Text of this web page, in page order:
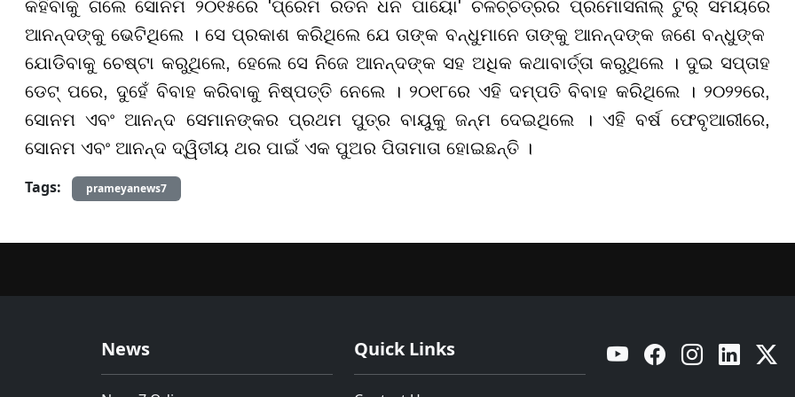
କହିବାକୁ ଗଲେ ସୋନମ ୨୦୧୫ରେ 'ପ୍ରେମ ରତନ ଧନ ପାୟୋ' ଚଳଚ୍ଚିତ୍ରର ପ୍ରମୋସନାଲ୍ ଟୁର୍ ସମୟରେ
ଆନନ୍ଦଙ୍କୁ ଭେଟିଥିଲେ । ସେ ପ୍ରକାଶ କରିଥିଲେ ଯେ ତାଙ୍କ ବନ୍ଧୁମାନେ ତାଙ୍କୁ ଆନନ୍ଦଙ୍କ ଜଣେ ବନ୍ଧୁଙ୍କ
ଯୋଡିବାକୁ ଚେଷ୍ଟା କରୁଥିଲେ, ହେଲେ ସେ ନିଜେ ଆନନ୍ଦଙ୍କ ସହ ଅଧିକ କଥାବାର୍ତ୍ତା କରୁଥିଲେ । ଦୁଇ ସପ୍ତାହ
ଡେଟ୍ ପରେ, ଦୁହେଁ ବିବାହ କରିବାକୁ ନିଷ୍ପତ୍ତି ନେଲେ । ୨୦୧୮ରେ ଏହି ଦମ୍ପତି ବିବାହ କରିଥିଲେ । ୨୦୨୨ରେ,
ସୋନମ ଏବଂ ଆନନ୍ଦ ସେମାନଙ୍କର ପ୍ରଥମ ପୁତ୍ର ବାୟୁକୁ ଜନ୍ମ ଦେଇଥିଲେ । ଏହି ବର୍ଷ ଫେବୃଆରୀରେ,
ସୋନମ ଏବଂ ଆନନ୍ଦ ଦ୍ୱିତୀୟ ଥର ପାଇଁ ଏକ ପୁଅର ପିତାମାତା ହୋଇଛନ୍ତି ।
Tags:
prameyanews7
News Quick Links YouTube Facebook Instagram